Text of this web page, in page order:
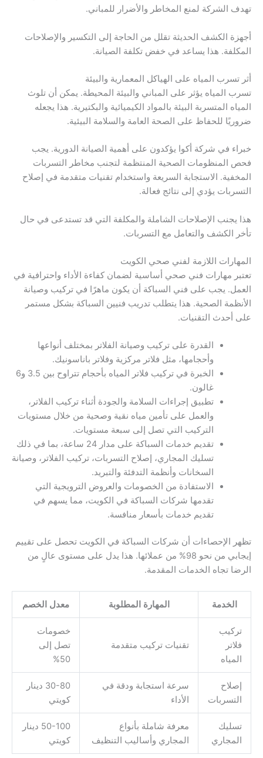
تهدف الشركة لمنع المخاطر والأضرار للمباني.
أجهزة الكشف الحديثة تقلل من الحاجة إلى التكسير والإصلاحات
المكلفة. هذا يساعد في خفض تكلفة الصيانة.
أثر تسرب المياه على الهياكل المعمارية والبيئة
تسرب المياه يؤثر على المباني والبيئة المحيطة. يمكن أن تلوث
المياه المتسربة البيئة بالمواد الكيميائية والبكتيرية. هذا يجعله
ضروريًا للحفاظ على الصحة العامة والسلامة البيئية.
خبراء في شركة أكوا يؤكدون على أهمية الصيانة الدورية. يجب
فحص المنظومات الصحية المنتظمة لتجنب مخاطر التسربات
المخفية. الاستجابة السريعة واستخدام تقنيات متقدمة في إصلاح
التسربات يؤدي إلى نتائج فعالة.
هذا يجنب الإصلاحات الشاملة والمكلفة التي قد تستدعى في حال
تأخر الكشف والتعامل مع التسربات.
المهارات اللازمة لفني صحي الكويت
تعتبر مهارات فني صحي أساسية لضمان كفاءة الأداء واحترافية في
العمل. يجب على فني السباكة أن يكون ماهرًا في تركيب وصيانة
الأنظمة الصحية. هذا يتطلب تدريب فنيين السباكة بشكل مستمر
على أحدث التقنيات.
القدرة على تركيب وصيانة الفلاتر بمختلف أنواعها
وأحجامها، مثل فلاتر مركزية وفلاتر باناسونيك.
الخبرة في تركيب فلاتر المياه بأحجام تتراوح بين 3.5 و6
غالون.
تطبيق إجراءات السلامة والجودة أثناء تركيب الفلاتر،
والعمل على تأمين مياه نقية وصحية من خلال مستويات
التركيب التي تصل إلى سبعة مستويات.
تقديم خدمات السباكة على مدار 24 ساعة، بما في ذلك
تسليك المجاري، إصلاح التسربات، تركيب الفلاتر، وصيانة
السخانات وأنظمة التدفئة والتبريد.
الاستفادة من الخصومات والعروض الترويجية التي
تقدمها شركات السباكة في الكويت، مما يسهم في
تقديم خدمات بأسعار منافسة.
تظهر الإحصاءات أن شركات السباكة في الكويت تحصل على تقييم
إيجابي من نحو 98% من عملائها. هذا يدل على مستوى عالٍ من
الرضا تجاه الخدمات المقدمة.
الخدمة المهارة المطلوبة معدل الخصم
تركيب
فلاتر
المياه
تقنيات تركيب متقدمة
خصومات
تصل إلى
50%
إصلاح
التسربات
سرعة استجابة ودقة في
الأداء
30-80 دينار
كويتي
تسليك
المجاري
معرفة شاملة بأنواع
المجاري وأساليب التنظيف
50-100 دينار
كويتي